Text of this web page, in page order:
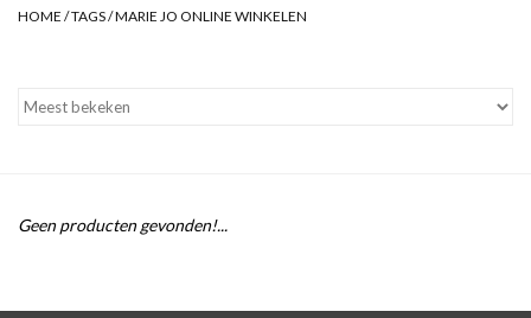
Body
Homewear
HOME /TAGS/MARIE JO ONLINE WINKELEN
Geen producten gevonden!...